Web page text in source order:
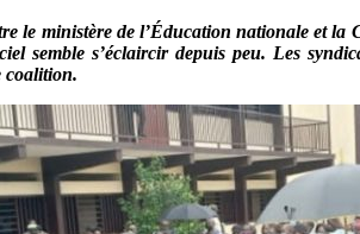
le ministère de l’Éducation nationale et
semble s’éclaircir depuis peu. Les
coalition.